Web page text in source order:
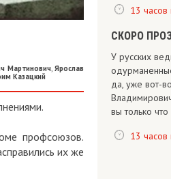
,Ярослав
их же
13 часов
СКОРО
У русских ведь
одурманенные
да, уже вот-вот,
вы только что
13 часов